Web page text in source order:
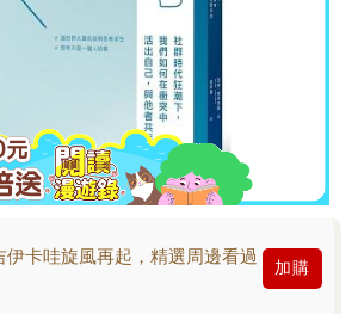
卡哇旋風再起，精選周邊看過
加購